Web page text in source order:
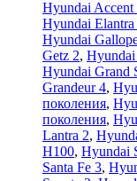
Hyundai Accent
Hyundai Elantra
Hyundai
Getz 2, Hyundai
Hyundai Grand
Grandeur 4,
поколения,
поколения,
Lantra 2,
H100, Hyundai
Santa Fe 3,